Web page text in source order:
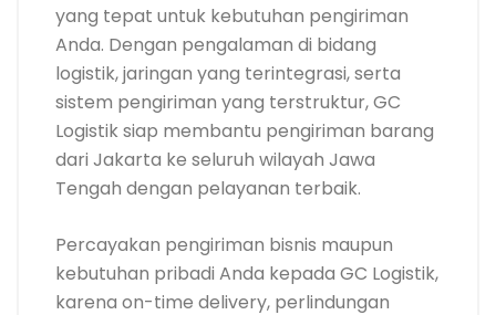
yang tepat untuk kebutuhan pengiriman
Anda. Dengan pengalaman di bidang
logistik, jaringan yang terintegrasi, serta
sistem pengiriman yang terstruktur, GC
Logistik siap membantu pengiriman barang
dari Jakarta ke seluruh wilayah Jawa
Tengah dengan pelayanan terbaik.
Percayakan pengiriman bisnis maupun
kebutuhan pribadi Anda kepada GC Logistik,
karena on-time delivery, perlindungan